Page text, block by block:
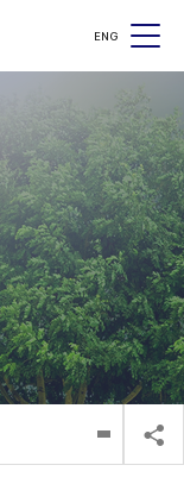
ENG